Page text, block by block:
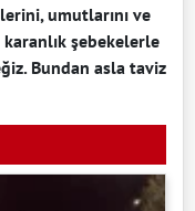
umutlarını ve
şebekelerle
Bundan asla taviz